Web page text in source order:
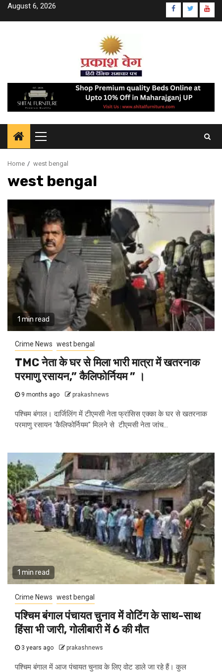
SkipAugust 6, 2026
Primary
Menu
Home west bengal
west bengal
1 min read
Crime News west bengal
TMC नेता के घर से मिला भारी मात्रा में खतरनाक
परमाणु रसायन,” कैलिफोर्नियम ” ।
9 months ago prakashnews
पश्चिम बंगाल। दार्जिलिंग में टीएमसी नेता फ्रांसिस एक्का के घर से खतरनाक
परमाणु रसायन 'कैलिफोर्नियम" मिलने से टीएमसी नेता जांच...
1 min read
Crime News west bengal
पश्चिम बंगाल पंचायत चुनाव में वोटिंग के साथ-साथ
हिंसा भी जारी, गोलीबारी में 6 की मौत
3 years ago prakashnews
पश्चिम बंगाल में आज पंचायत चुनाव के लिए वोट डाले जा रहे हैं। कुल